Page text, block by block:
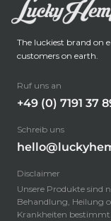
The luckiest brand on
customers on earth.
Ruf uns an
+49 (0) 7191 37
Schreib uns
Disclaimer
Unsere Produkte sind
Behandlung, Heilung
Krankheiten bestimmt.